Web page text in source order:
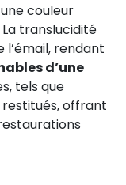
couleur
translucidité
l’émail, rendant
d’une
tels que
offrant